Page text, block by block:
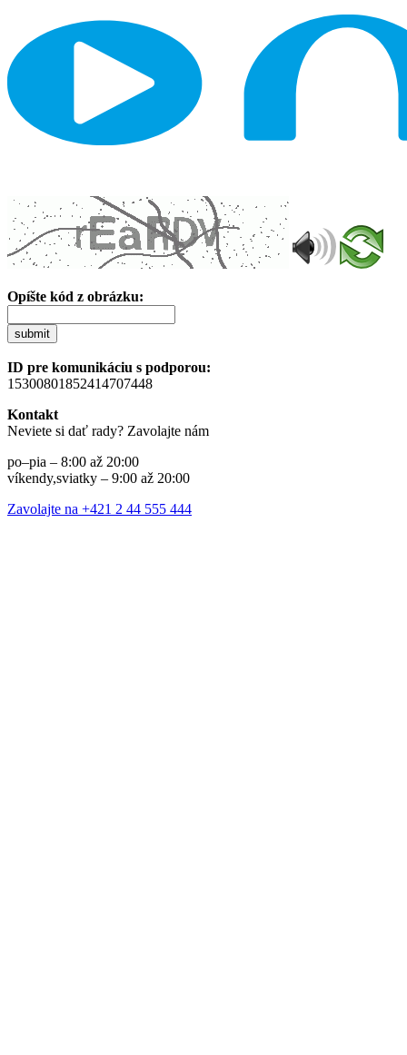
Opíšte kód z obrázku:
submit
ID pre komunikáciu s podporou:
15300801852414707448
Kontakt
Neviete si dať rady? Zavolajte nám
po–pia – 8:00 až 20:00
víkendy,sviatky – 9:00 až 20:00
Zavolajte na +421 2 44 555 444